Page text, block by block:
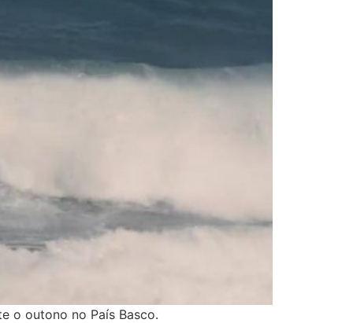
o outono no País Basco.